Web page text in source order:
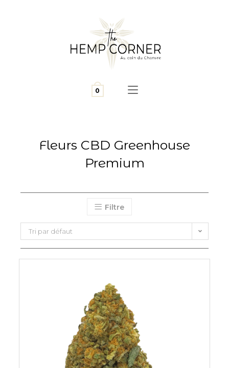
0
Fleurs CBD Greenhouse
Premium
Filtre
Tri par défaut